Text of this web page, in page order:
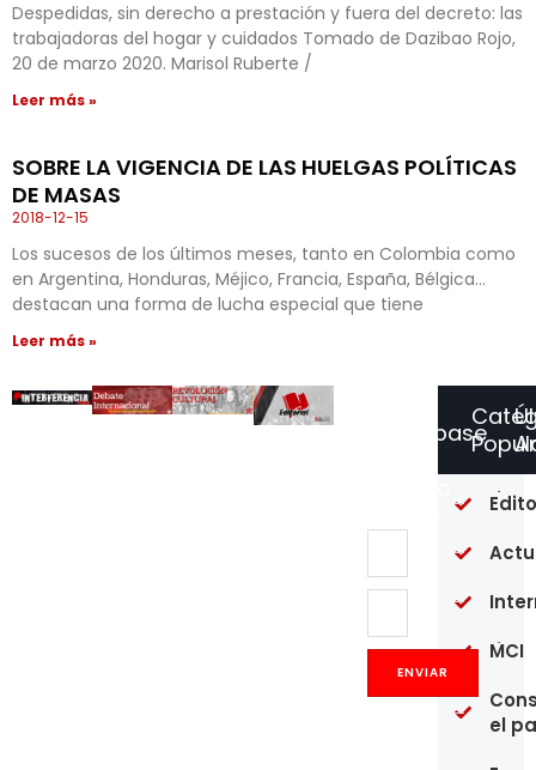
Despedidas, sin derecho a prestación y fuera del decreto: las
trabajadoras del hogar y cuidados Tomado de Dazibao Rojo,
20 de marzo 2020. Marisol Ruberte /
Leer más »
SOBRE LA VIGENCIA DE LAS HUELGAS POLÍTICAS
DE MASAS
2018-12-15
Los sucesos de los últimos meses, tanto en Colombia como
en Argentina, Honduras, Méjico, Francia, España, Bélgica…
destacan una forma de lucha especial que tiene
Leer más »
MCI
el
Suscríbase
ENVIAR